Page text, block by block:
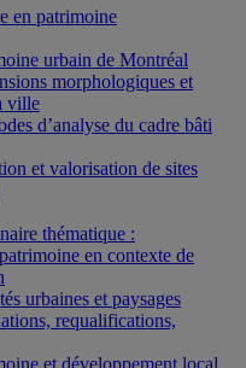
en patrimoine
urbain de Montréal
morphologiques et
ville
d’analyse du cadre bâti
et valorisation de sites
thématique :
en contexte de
urbaines et paysages
requalifications,
et développement local